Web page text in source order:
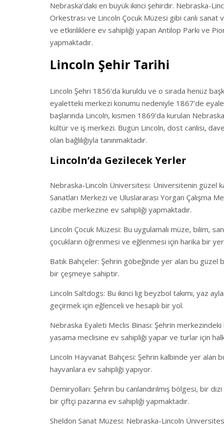
Nebraska’daki en büyük ikinci şehirdir. Nebraska-
Orkestrası ve Lincoln Çocuk Müzesi gibi canlı sanat
ve etkinliklere ev sahipliği yapan Antilop Parkı ve
yapmaktadır.
Lincoln Şehir Tarihi
Lincoln Şehri 1856’da kuruldu ve o sırada henüz
eyaletteki merkezi konumu nedeniyle 1867’de
başlarında Lincoln, kısmen 1869’da kurulan
kültür ve iş merkezi. Bugün Lincoln, dost canlısı,
olan bağlılığıyla tanınmaktadır.
Lincoln’da Gezilecek Yerler
Nebraska-Lincoln Üniversitesi: Üniversitenin güzel
Sanatları Merkezi ve Uluslararası Yorgan Çalışma
cazibe merkezine ev sahipliği yapmaktadır.
Lincoln Çocuk Müzesi: Bu uygulamalı müze, bilim,
çocukların öğrenmesi ve eğlenmesi için harika bir
Batık Bahçeler: Şehrin göbeğinde yer alan bu güzel
bir çeşmeye sahiptir.
Lincoln Saltdogs: Bu ikinci lig beyzbol takımı, yaz
geçirmek için eğlenceli ve hesaplı bir yol.
Nebraska Eyaleti Meclis Binası: Şehrin
yasama meclisine ev sahipliği yapar ve turlar için
Lincoln Hayvanat Bahçesi: Şehrin kalbinde yer alan
hayvanlara ev sahipliği yapıyor.
Demiryolları: Şehrin bu canlandırılmış bölgesi, bir
bir çiftçi pazarına ev sahipliği yapmaktadır.
Sheldon Sanat Müzesi: Nebraska-Lincoln